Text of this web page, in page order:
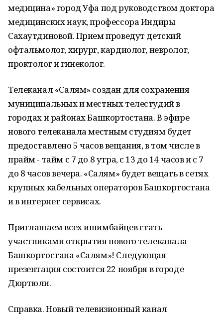
медицина» город Уфа под руководством доктора
медицинских наук, профессора Индиры
Сахаутдиновой. Прием проведут детский
офтальмолог, хирург, кардиолог, невролог,
проктолог и гинеколог.
Телеканал «Салям» создан для сохранения
муниципальных и местных телестудий в
городах и районах Башкортостана. В эфире
нового телеканала местным студиям будет
предоставлено 5 часов вещания, в том числе в
прайм - тайм с 7 до 8 утра, с 13 до 14 часов и с 7
до 8 часов вечера. «Салям» будет вещать в сетях
крупных кабельных операторов Башкортостана
и в интернет сервисах.
Приглашаем всех ишимбайцев стать
участниками открытия нового телеканала
Башкортостана «Салям»! Следующая
презентация состоится 22 ноября в городе
Дюртюли.
Справка. Новый телевизионный канал